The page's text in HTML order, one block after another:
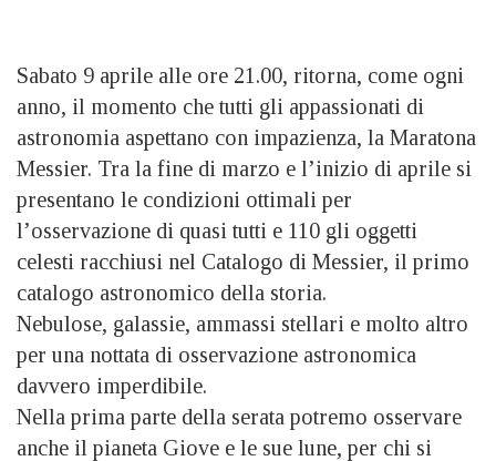
Sabato 9 aprile alle ore 21.00, ritorna, come ogni
anno, il momento che tutti gli appassionati di
astronomia aspettano con impazienza, la Maratona
Messier. Tra la fine di marzo e l’inizio di aprile si
presentano le condizioni ottimali per
l’osservazione di quasi tutti e 110 gli oggetti
celesti racchiusi nel Catalogo di Messier, il primo
catalogo astronomico della storia.
Nebulose, galassie, ammassi stellari e molto altro
per una nottata di osservazione astronomica
davvero imperdibile.
Nella prima parte della serata potremo osservare
anche il pianeta Giove e le sue lune, per chi si